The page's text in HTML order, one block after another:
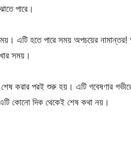
পারে।
এটি হতে পারে সময় অপচয়ের
সময়।
করার পরই শুরু হয়। এটি গবেষণার
কোনো দিক থেকেই শেষ কথা নয়।